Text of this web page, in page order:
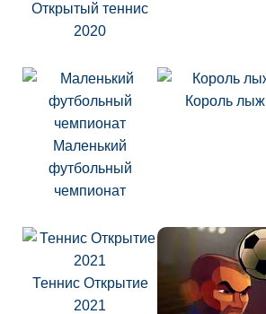
Открытый теннис
2020
Маленький
футбольный
чемпионат
Король лыж
Теннис Открытие
2021